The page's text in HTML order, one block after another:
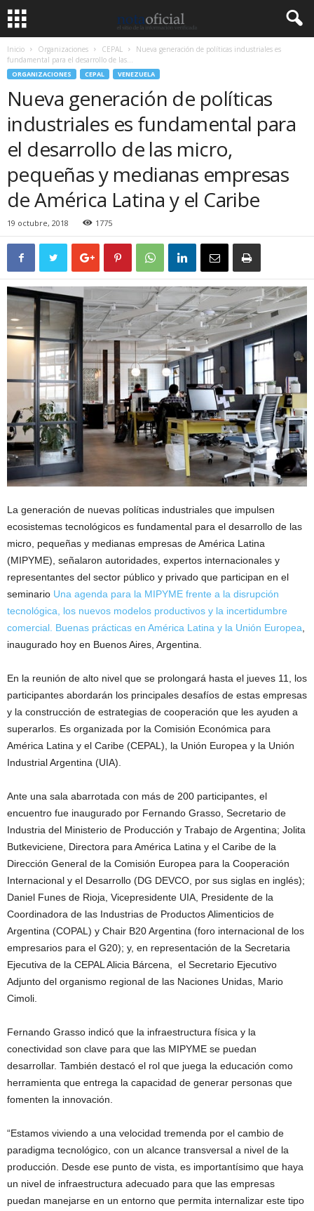
Inicio Organizaciones CEPAL
Nueva generación de políticas industriales es
fundamental para el desarrollo de las...
ORGANIZACIONES CEPAL VENEZUELA
Nueva generación de políticas
industriales es fundamental para
el desarrollo de las micro,
pequeñas y medianas empresas
de América Latina y el Caribe
19 octubre, 2018 1775
La generación de nuevas políticas industriales que impulsen
ecosistemas tecnológicos es fundamental para el desarrollo de las
micro, pequeñas y medianas empresas de América Latina
(MIPYME), señalaron autoridades, expertos internacionales y
representantes del sector público y privado que participan en el
seminario Una agenda para la MIPYME frente a la disrupción
tecnológica, los nuevos modelos productivos y la incertidumbre
comercial. Buenas prácticas en América Latina y la Unión Europea
inaugurado hoy en Buenos Aires, Argentina.
En la reunión de alto nivel que se prolongará hasta el jueves 11, los
participantes abordarán los principales desafíos de estas empresas
y la construcción de estrategias de cooperación que les ayuden a
superarlos. Es organizada por la Comisión Económica para
América Latina y el Caribe (CEPAL), la Unión Europea y la Unión
Industrial Argentina (UIA).
Ante una sala abarrotada con más de 200 participantes, el
encuentro fue inaugurado por Fernando Grasso, Secretario de
Industria del Ministerio de Producción y Trabajo de Argentina; Jolita
Butkeviciene, Directora para América Latina y el Caribe de la
Dirección General de la Comisión Europea para la Cooperación
Internacional y el Desarrollo (DG DEVCO, por sus siglas en inglés);
Daniel Funes de Rioja, Vicepresidente UIA, Presidente de la
Coordinadora de las Industrias de Productos Alimenticios de
Argentina (COPAL) y Chair B20 Argentina (foro internacional de los
empresarios para el G20); y, en representación de la Secretaria
Ejecutiva de la CEPAL Alicia Bárcena, el Secretario Ejecutivo
Adjunto del organismo regional de las Naciones Unidas, Mario
Cimoli.
Fernando Grasso indicó que la infraestructura física y la
conectividad son clave para que las MIPYME se puedan
desarrollar. También destacó el rol que juega la educación como
herramienta que entrega la capacidad de generar personas que
fomenten la innovación.
“Estamos viviendo a una velocidad tremenda por el cambio de
paradigma tecnológico, con un alcance transversal a nivel de la
producción. Desde ese punto de vista, es importantísimo que haya
un nivel de infraestructura adecuado para que las empresas
puedan manejarse en un entorno que permita internalizar este tipo